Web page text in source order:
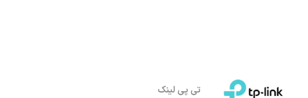
تی پی لینک